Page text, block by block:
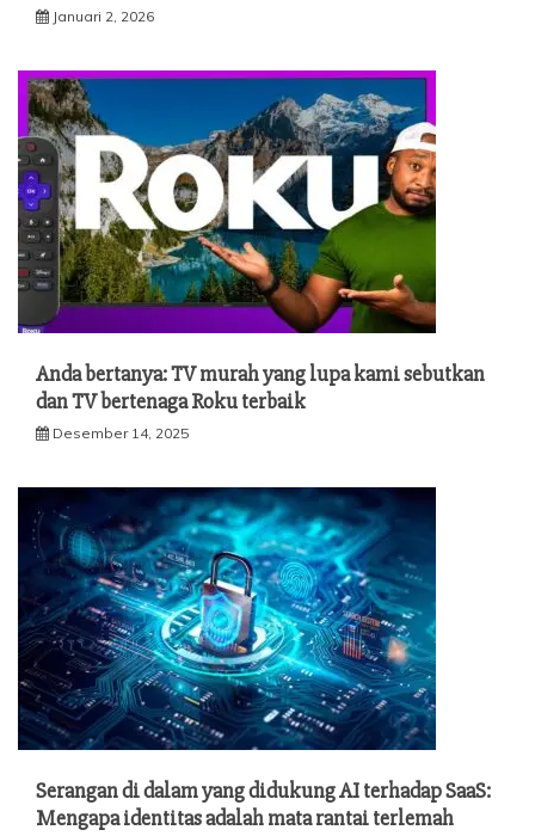
Januari 2, 2026
Anda bertanya: TV murah yang lupa kami sebutkan
dan TV bertenaga Roku terbaik
Desember 14, 2025
Serangan di dalam yang didukung AI terhadap SaaS:
Mengapa identitas adalah mata rantai terlemah